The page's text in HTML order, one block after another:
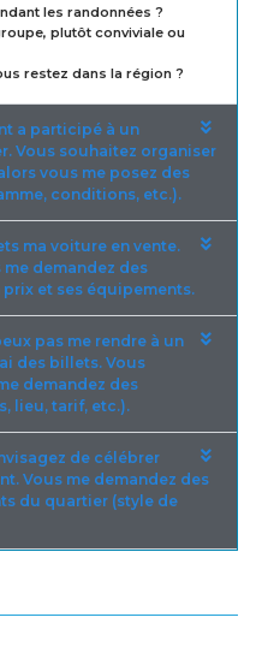
les randonnées ?
plutôt conviviale ou
restez dans la région ?
a participé à un
Vous souhaitez organiser
vous me posez des
conditions, etc.).
ma voiture en vente.
demandez des
et ses équipements.
pas me rendre à un
des billets. Vous
demandez des
lieu, tarif, etc.).
de célébrer
Vous me demandez des
du quartier (style de